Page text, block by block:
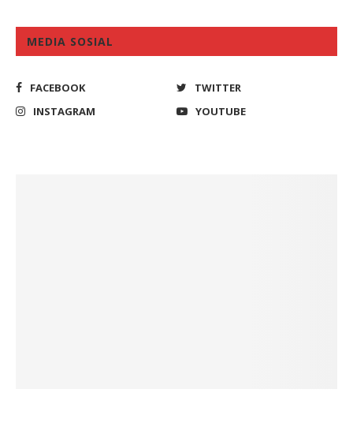
MEDIA SOSIAL
FACEBOOK
TWITTER
INSTAGRAM
YOUTUBE